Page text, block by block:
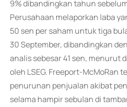
9% dibandingkan tahun
Perusahaan melaporkan laba
50 sen per saham untuk tiga
30 September, dibandingkan
analis sebesar 41 sen, menurut
oleh LSEG. Freeport-McMoRan
penurunan penjualan akibat
selama hampir sebulan di